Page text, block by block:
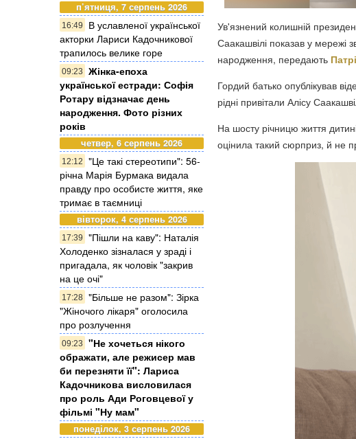
п’ятниця, 7 серпень 2026
16:49
В уславленої української
акторки Лариси Кадочникової
трапилось велике горе
09:23
Жінка-епоха
української естради: Софія
Ротару відзначає день
народження. Фото різних
років
четвер, 6 серпень 2026
12:12
"Це такі стереотипи": 56-
річна Марія Бурмака видала
правду про особисте життя, яке
тримає в таємниці
вівторок, 4 серпень 2026
17:39
"Пішли на каву": Наталія
Холоденко зізналася у зраді і
пригадала, як чоловік "закрив
на це очі"
17:28 "Більше не разом": Зірка
"Жіночого лікаря" оголосила
про розлучення
09:23
"Не хочеться нікого
ображати, але режисер мав
би перезняти її": Лариса
Кадочникова висловилася
про роль Ади Роговцевої у
фільмі "Ну мам"
понеділок, 3 серпень 2026
Ув'язнений колишній
Саакашвілі показав у мережі
народження, передають
Гордий батько опублікував
рідні привітали Алісу
На шосту річницю життя
оцінила такий сюрприз, й не